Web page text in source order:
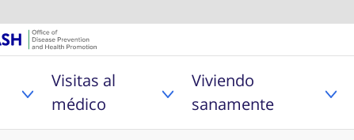
MyHealthfinder
Toggle Problemas de salud sub menu
Visitas al
médico
Toggle Visitas al médico
Viviendo
sanamente